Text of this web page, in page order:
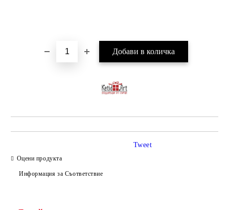
Оцени продукта
Информация за Съответствие
Tweet